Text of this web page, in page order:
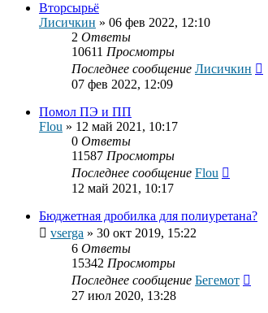
Вторсырьё
Лисичкин » 06 фев 2022, 12:10
2 Ответы
10611 Просмотры
Последнее сообщение Лисичкин
07 фев 2022, 12:09
Помол ПЭ и ПП
Flou » 12 май 2021, 10:17
0 Ответы
11587 Просмотры
Последнее сообщение Flou
12 май 2021, 10:17
Бюджетная дробилка для полиуретана?
vserga » 30 окт 2019, 15:22
6 Ответы
15342 Просмотры
Последнее сообщение Бегемот
27 июл 2020, 13:28